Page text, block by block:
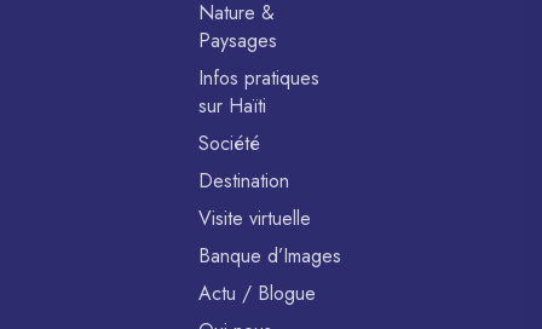
Nature &
Paysages
Infos pratiques
sur Haïti
Société
Destination
Visite virtuelle
Banque d’Images
Actu / Blogue